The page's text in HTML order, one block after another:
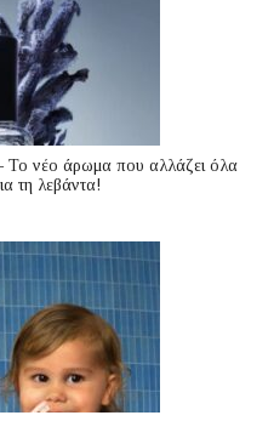
νέο άρωμα που αλλάζει όλα
τη λεβάντα!